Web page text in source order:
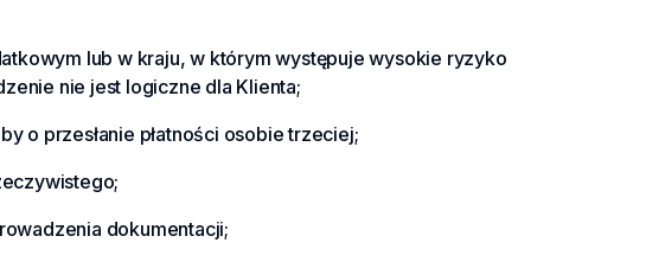
lub w kraju, w którym występuje wysokie ryzyko
nie jest logiczne dla Klienta;
o przesłanie płatności osobie trzeciej;
dokumentacji;